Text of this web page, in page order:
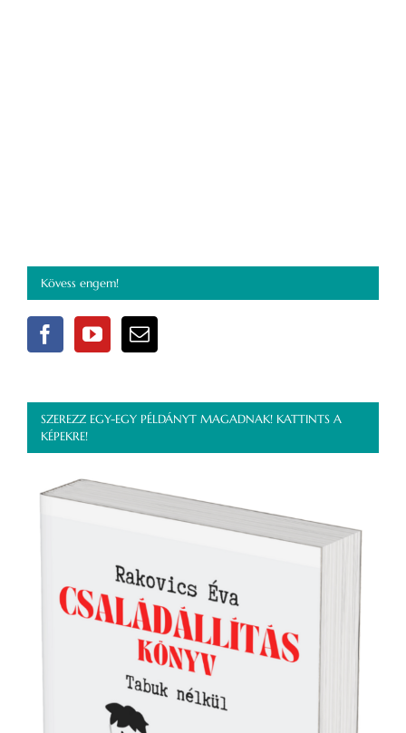
Kövess engem!
SZEREZZ EGY-EGY PÉLDÁNYT MAGADNAK! KATTINTS A
KÉPEKRE!